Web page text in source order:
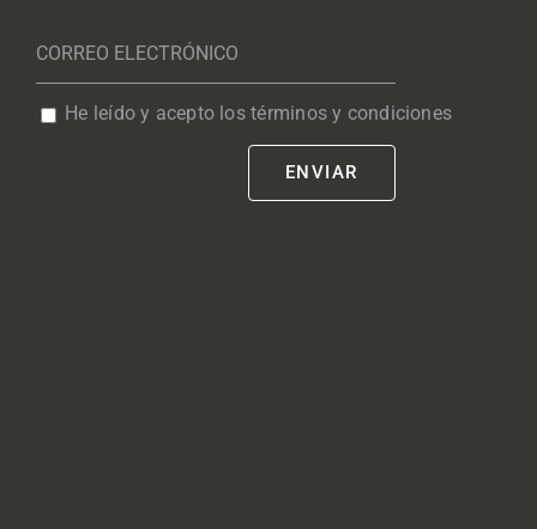
He leído y acepto los términos y condiciones